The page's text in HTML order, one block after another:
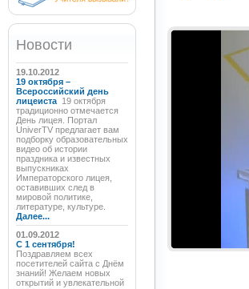
Новости
19.10.2012
19 октября –
Всероссийский день
лицеиста 19 октября
традиционно отмечается
День лицея. Портал
UniverTV предлагает вам
подборку образовательных
видео об истории
праздника и известных
выпускниках
Императорского лицея,
оставивших след в
мировой политике,
литературе, культуре.
Далее...
01.09.2012
C 1 сентября!
Поздравляем всех
посетителей сайта с Днём
знаний! Желаем новых
открытий и увлекательной